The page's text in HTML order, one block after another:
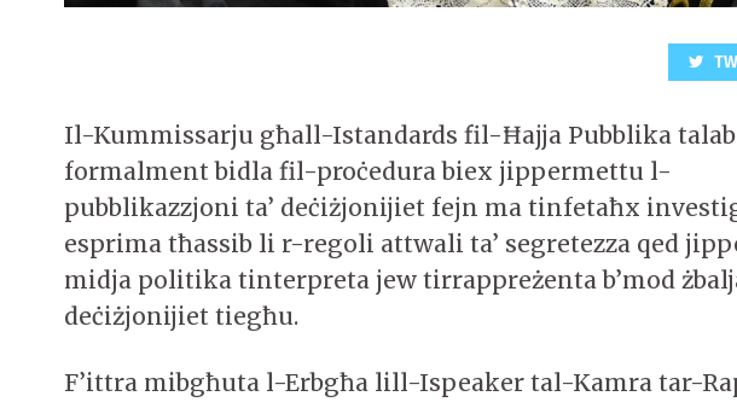
Il-Kummissarju għall-Istandards fil-Ħajja Pubblika talab
formalment bidla fil-proċedura biex jippermettu l-
pubblikazzjoni ta’ deċiżjonijiet fejn ma tinfetaħx
esprima tħassib li r-regoli attwali ta’ segretezza qed
midja politika tinterpreta jew tirrappreżenta b’mod
deċiżjonijiet tiegħu.
F’ittra mibgħuta l-Erbgħa lill-Ispeaker tal-Kamra tar-